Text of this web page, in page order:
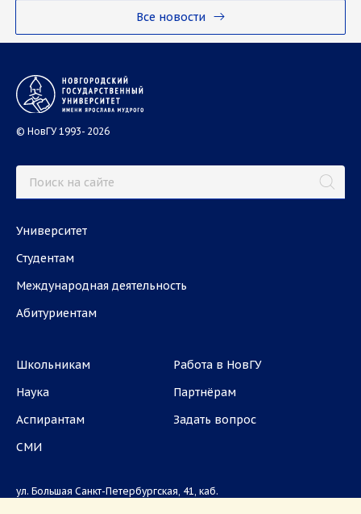
Все новости
© НовГУ 1993- 2026
Университет
Студентам
Международная деятельность
Абитуриентам
Школьникам
Наука
Аспирантам
СМИ
Работа в НовГУ
Партнёрам
Задать вопрос
ул. Большая Санкт-Петербургская, 41, каб.